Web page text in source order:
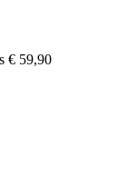
€ 59,90